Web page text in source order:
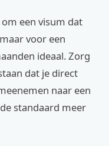
een visum dat
voor een
ideaal. Zorg
dat je direct
naar een
standaard meer